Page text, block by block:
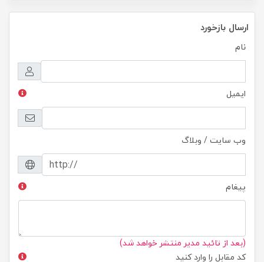
ارسال بازخورد
نام
ایمیل
وب سایت / وبلاگ
پیغام
(بعد از تائید مدیر منتشر خواهد شد)
کد مقابل را وارد کنید